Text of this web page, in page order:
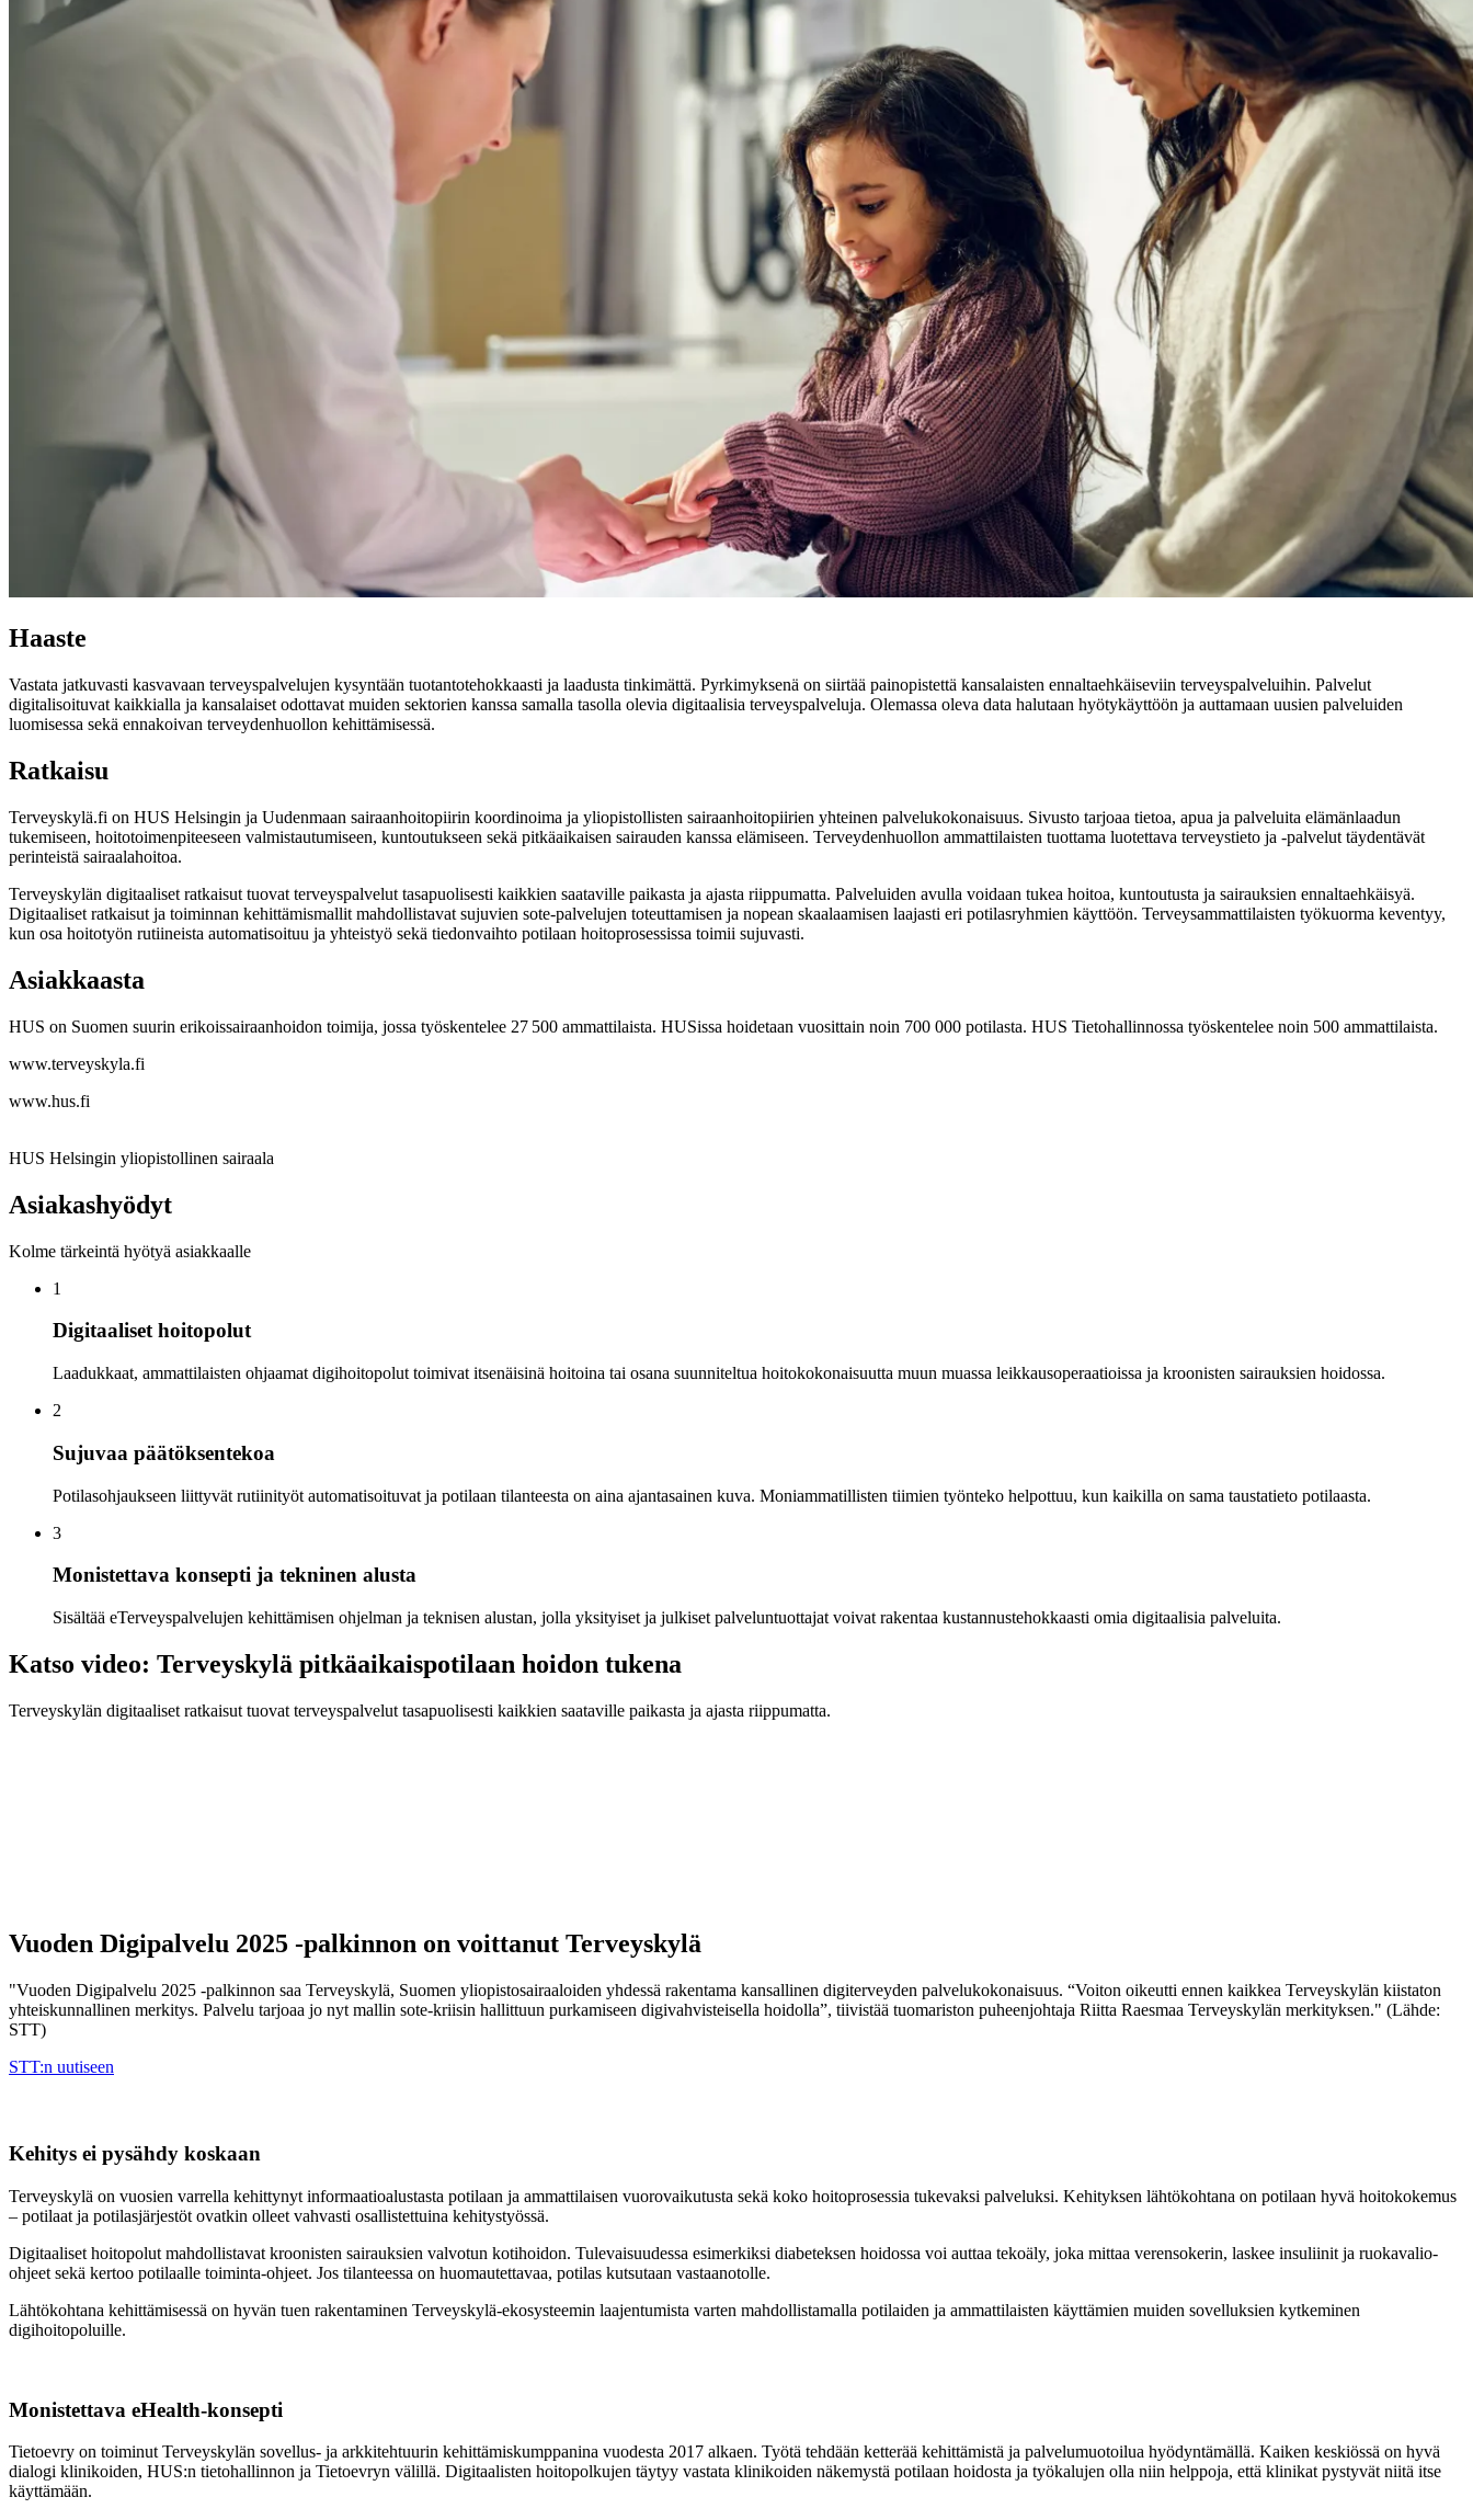
Haaste
Vastata jatkuvasti kasvavaan terveyspalvelujen kysyntään tuotantotehokkaasti ja laadusta tinkimättä. Pyrkimyksenä on siirtää painopistettä kansalaisten ennaltaehkäiseviin terveyspalveluihin. Palvelut
digitalisoituvat kaikkialla ja kansalaiset odottavat muiden sektorien kanssa samalla tasolla olevia digitaalisia terveyspalveluja. Olemassa oleva data halutaan hyötykäyttöön ja auttamaan uusien palveluiden
luomisessa sekä ennakoivan terveydenhuollon kehittämisessä.
Ratkaisu
Terveyskylä.fi on HUS Helsingin ja Uudenmaan sairaanhoitopiirin koordinoima ja yliopistollisten sairaanhoitopiirien yhteinen palvelukokonaisuus. Sivusto tarjoaa tietoa, apua ja palveluita elämänlaadun
tukemiseen, hoitotoimenpiteeseen valmistautumiseen, kuntoutukseen sekä pitkäaikaisen sairauden kanssa elämiseen. Terveydenhuollon ammattilaisten tuottama luotettava terveystieto ja -palvelut täydentävät
perinteistä sairaalahoitoa.
Terveyskylän digitaaliset ratkaisut tuovat terveyspalvelut tasapuolisesti kaikkien saataville paikasta ja ajasta riippumatta. Palveluiden avulla voidaan tukea hoitoa, kuntoutusta ja sairauksien ennaltaehkäisyä.
Digitaaliset ratkaisut ja toiminnan kehittämismallit mahdollistavat sujuvien sote-palvelujen toteuttamisen ja nopean skaalaamisen laajasti eri potilasryhmien käyttöön. Terveysammattilaisten työkuorma keventyy,
kun osa hoitotyön rutiineista automatisoituu ja yhteistyö sekä tiedonvaihto potilaan hoitoprosessissa toimii sujuvasti.
Asiakkaasta
HUS on Suomen suurin erikoissairaanhoidon toimija, jossa työskentelee 27 500 ammattilaista. HUSissa hoidetaan vuosittain noin 700 000 potilasta. HUS Tietohallinnossa työskentelee noin 500 ammattilaista.
www.terveyskyla.fi
www.hus.fi
HUS Helsingin yliopistollinen sairaala
Asiakashyödyt
Kolme tärkeintä hyötyä asiakkaalle
1
Digitaaliset hoitopolut
Laadukkaat, ammattilaisten ohjaamat digihoitopolut toimivat itsenäisinä hoitoina tai osana suunniteltua hoitokokonaisuutta muun muassa leikkausoperaatioissa ja kroonisten sairauksien hoidossa.
2
Sujuvaa päätöksentekoa
Potilasohjaukseen liittyvät rutiinityöt automatisoituvat ja potilaan tilanteesta on aina ajantasainen kuva. Moniammatillisten tiimien työnteko helpottuu, kun kaikilla on sama taustatieto potilaasta.
3
Monistettava konsepti ja tekninen alusta
Sisältää eTerveyspalvelujen kehittämisen ohjelman ja teknisen alustan, jolla yksityiset ja julkiset palveluntuottajat voivat rakentaa kustannustehokkaasti omia digitaalisia palveluita.
Katso video: Terveyskylä pitkäaikaispotilaan hoidon tukena
Terveyskylän digitaaliset ratkaisut tuovat terveyspalvelut tasapuolisesti kaikkien saataville paikasta ja ajasta riippumatta.
Vuoden Digipalvelu 2025 -palkinnon on voittanut Terveyskylä
"Vuoden Digipalvelu 2025 -palkinnon saa Terveyskylä, Suomen yliopistosairaaloiden yhdessä rakentama kansallinen digiterveyden palvelukokonaisuus. “Voiton oikeutti ennen kaikkea Terveyskylän kiistaton
yhteiskunnallinen merkitys. Palvelu tarjoaa jo nyt mallin sote-kriisin hallittuun purkamiseen digivahvisteisella hoidolla”, tiivistää tuomariston puheenjohtaja Riitta Raesmaa Terveyskylän merkityksen." (Lähde:
STT)
STT:n uutiseen
Kehitys ei pysähdy koskaan
Terveyskylä on vuosien varrella kehittynyt informaatioalustasta potilaan ja ammattilaisen vuorovaikutusta sekä koko hoitoprosessia tukevaksi palveluksi. Kehityksen lähtökohtana on potilaan hyvä hoitokokemus
– potilaat ja potilasjärjestöt ovatkin olleet vahvasti osallistettuina kehitystyössä.
Digitaaliset hoitopolut mahdollistavat kroonisten sairauksien valvotun kotihoidon. Tulevaisuudessa esimerkiksi diabeteksen hoidossa voi auttaa tekoäly, joka mittaa verensokerin, laskee insuliinit ja ruokavalio-
ohjeet sekä kertoo potilaalle toiminta-ohjeet. Jos tilanteessa on huomautettavaa, potilas kutsutaan vastaanotolle.
Lähtökohtana kehittämisessä on hyvän tuen rakentaminen Terveyskylä-ekosysteemin laajentumista varten mahdollistamalla potilaiden ja ammattilaisten käyttämien muiden sovelluksien kytkeminen
digihoitopoluille.
Monistettava eHealth-konsepti
Tietoevry on toiminut Terveyskylän sovellus- ja arkkitehtuurin kehittämiskumppanina vuodesta 2017 alkaen. Työtä tehdään ketterää kehittämistä ja palvelumuotoilua hyödyntämällä. Kaiken keskiössä on hyvä
dialogi klinikoiden, HUS:n tietohallinnon ja Tietoevryn välillä. Digitaalisten hoitopolkujen täytyy vastata klinikoiden näkemystä potilaan hoidosta ja työkalujen olla niin helppoja, että klinikat pystyvät niitä itse
käyttämään.